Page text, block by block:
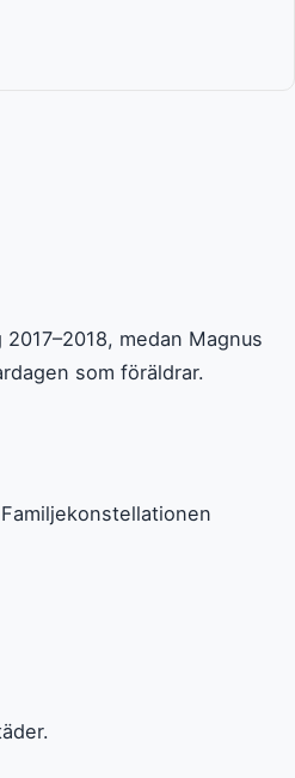
medan Magnus
som föräldrar.